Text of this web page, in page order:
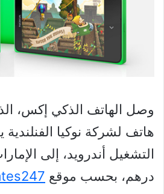
وصل الهاتف الذكي إكس،
هاتف لشركة نوكيا
درهم، بحسب موقع